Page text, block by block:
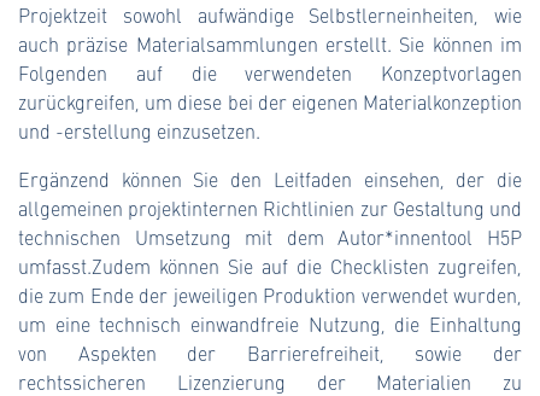
Projektzeit sowohl aufwändige Selbstlerneinheiten, wie
auch präzise Materialsammlungen erstellt. Sie können im
Folgenden auf die verwendeten Konzeptvorlagen
zurückgreifen, um diese bei der eigenen Materialkonzeption
und -erstellung einzusetzen.
Ergänzend können Sie den Leitfaden einsehen, der die
allgemeinen projektinternen Richtlinien zur Gestaltung und
technischen Umsetzung mit dem Autor*innentool H5P
umfasst.Zudem können Sie auf die Checklisten zugreifen,
die zum Ende der jeweiligen Produktion verwendet wurden,
um eine technisch einwandfreie Nutzung, die Einhaltung
von Aspekten der Barrierefreiheit, sowie der
rechtssicheren Lizenzierung der Materialien zu